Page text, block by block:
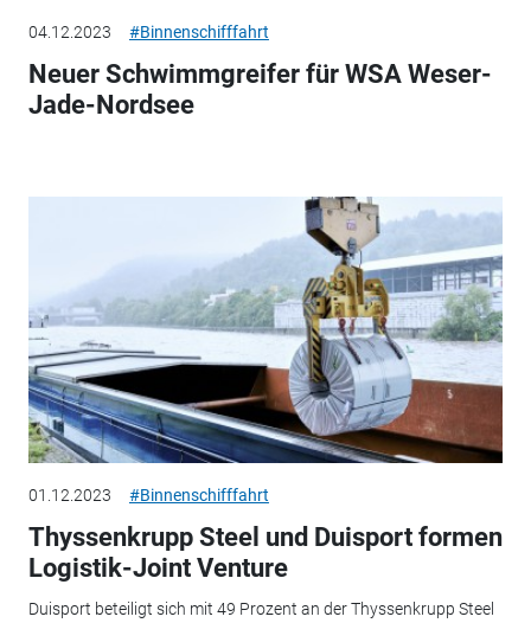
04.12.2023 #Binnenschifffahrt
Neuer Schwimmgreifer für WSA Weser-
Jade-Nordsee
01.12.2023 #Binnenschifffahrt
Thyssenkrupp Steel und Duisport formen
Logistik-Joint Venture
Duisport beteiligt sich mit 49 Prozent an der Thyssenkrupp Steel